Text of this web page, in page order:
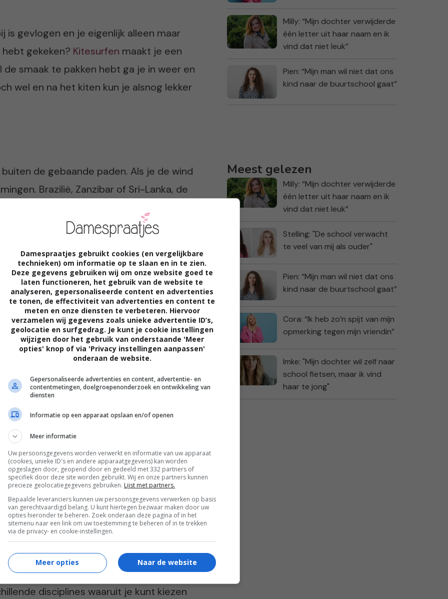
is gevlogen en je eigenlijk alleen maar
gekeken? Kitesurfen maakt je een
smaak te pakken hebt ga je in weer en
wel en na het kiten kun je alsnog lekker
de gebaande paden. Als je de wind
Brazilië, Zanzibar of Sri-Lanka, de
is heerlijk!
chille mensen. Kitesurfen is
maak je snel nieuwe vrienden waar
mee kunt drinken. De laid-back
verbrand al snel 600 calorieën per uur
ga je er nog wel achter komen dat je
je niet eens het bestaan wist haha. Nog
en kunt steeds weer nieuwe
varen tot bochten en je eerste
disciplines waaruit je kunt kiezen
Milly: “Mijn dochter verwijderde
één letter uit haar naam en ik
vind dat niet leuk”
Pien: “Mijn man wil niet dat ons
kind naar de buurtschool gaat”
Meest gelezen
Milly: “Mijn dochter verwijderde
één letter uit haar naam en ik
vind dat niet leuk”
Stelling: "De school verwacht
te veel van mij als ouder"
Pien: “Mijn man wil niet dat ons
kind naar de buurtschool gaat”
Cora: “Ik heb zo’n spijt van mijn
opmerking tegen mijn vriendin”
Imke: "Mijn dochter wil zelf naar
school fietsen, maar ik vind
haar te jong"
Damespraatjes gebruikt cookies (en vergelijkbare
technieken) om informatie op te slaan en in te zien.
Deze gegevens gebruiken wij om onze website goed te
laten functioneren, het gebruik van de website te
analyseren, gepersonaliseerde content en advertenties
te tonen, de effectiviteit van advertenties en content te
meten en onze diensten te verbeteren. Hiervoor
verzamelen wij gegevens zoals unieke advertentie ID’s,
geolocatie en surfgedrag. Je kunt je cookie instellingen
wijzigen door het gebruik van onderstaande 'Meer
opties' knop of via 'Privacy instellingen aanpassen'
onderaan de website.
Gepersonaliseerde advertenties en content, advertentie- en
contentmetingen, doelgroepenonderzoek en ontwikkeling van
diensten
Informatie op een apparaat opslaan en/of openen
Meer informatie
Uw persoonsgegevens worden verwerkt en informatie van uw apparaat
(cookies, unieke ID's en andere apparaatgegevens) kan worden
opgeslagen door, geopend door en gedeeld met 332 partners of
specifiek door deze site worden gebruikt. Wij en onze partners kunnen
precieze geolocatiegegevens gebruiken. Lijst met partners.
Bepaalde leveranciers kunnen uw persoonsgegevens verwerken op basis
van gerechtvaardigd belang. U kunt hiertegen bezwaar maken door uw
opties hieronder te beheren. Zoek onderaan deze pagina of in het
sitemenu naar een link om uw toestemming te beheren of in te trekken
via de privacy- en cookie-instellingen.
Naar de website
Meer opties